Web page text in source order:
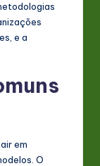
e a
em
O